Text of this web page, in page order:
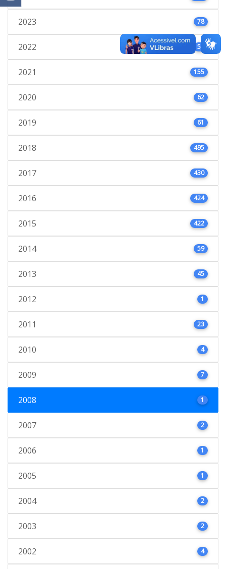
2023 78
2022 53
2021 155
2020 62
2019 61
2018 495
2017 430
2016 424
2015 422
2014 59
2013 45
2012 1
2011 23
2010 4
2009 7
2008 1
2007 2
2006 1
2005 1
2004 2
2003 2
2002 4